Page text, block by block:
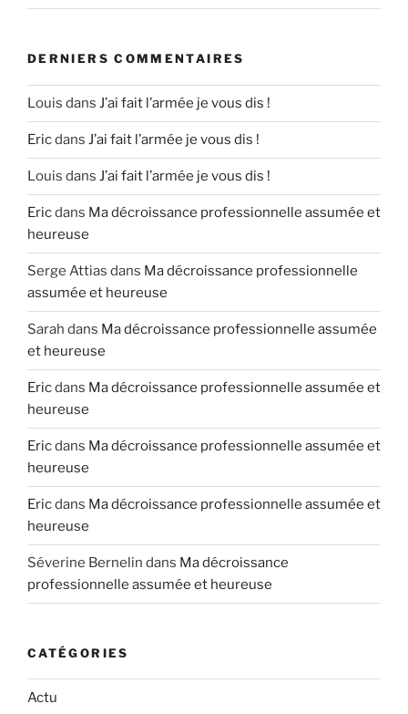
DERNIERS COMMENTAIRES
Louis dans J’ai fait l’armée je vous dis !
Ericdans J’ai fait l’armée je vous dis !
Louis dans J’ai fait l’armée je vous dis !
Ericdans Ma décroissance professionnelle assumée et
heureuse
Serge Attias dans Ma décroissance professionnelle
assumée et heureuse
Sarah dans Ma décroissance professionnelle assumée
et heureuse
Ericdans Ma décroissance professionnelle assumée et
heureuse
Ericdans Ma décroissance professionnelle assumée et
heureuse
Ericdans Ma décroissance professionnelle assumée et
heureuse
Séverine Bernelin dans Ma décroissance
professionnelle assumée et heureuse
CATÉGORIES
Actu